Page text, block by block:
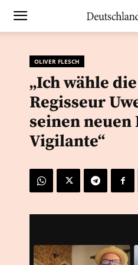
OLIVER FLESCH
„Ich wähle
Regisseur
seinen neuen
Vigilante“